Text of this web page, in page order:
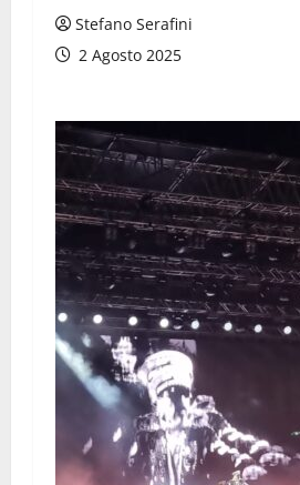
Stefano Serafini
2 Agosto 2025